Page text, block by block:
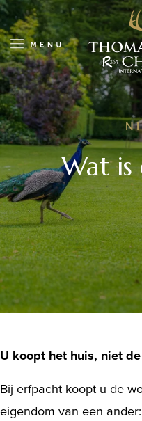
Wat is
U koopt het huis, niet
Bij erfpacht koopt u de
eigendom van een